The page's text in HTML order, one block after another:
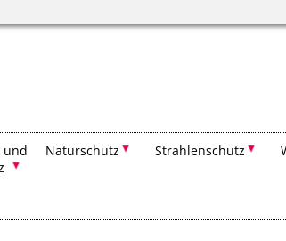
und
Naturschutz Strahlenschutz